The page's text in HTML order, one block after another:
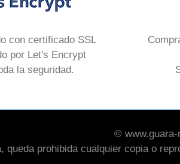
con certificado SSL
por Let's Encrypt
la seguridad.
©
queda prohibida cualquier copia o